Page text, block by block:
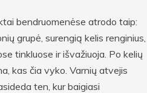
bendruomenėse atrodo taip:
grupė, surengią kelis renginius,
tinkluose ir išvažiuoja. Po kelių
kas čia vyko. Varnių atvejis
ten, kur baigiasi